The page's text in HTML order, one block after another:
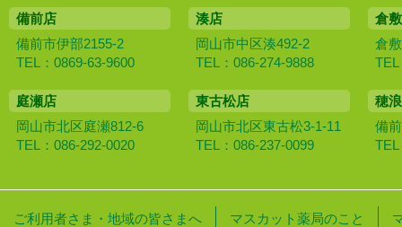
備前店
備前市伊部2155-2
TEL：0869-63-9600
湊店
岡山市中区湊492-2
TEL：086-274-9888
倉
倉
TEL
庭瀬店
岡山市北区庭瀬812-6
TEL：086-292-0020
東古松店
岡山市北区東古松3-1-11
TEL：086-237-0099
穂
備
TEL
ご利用者さま・地域の皆さまへ マスカット薬局のこと